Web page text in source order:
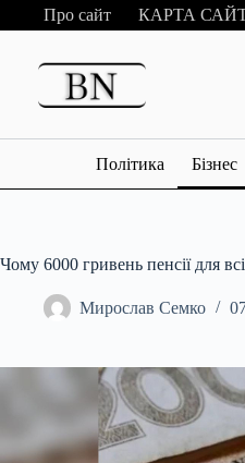
Перейти
до
Про сайт КАРТА
Політика Бізнес
Чому 6000 гривень пенсії для
Мирослав Семко